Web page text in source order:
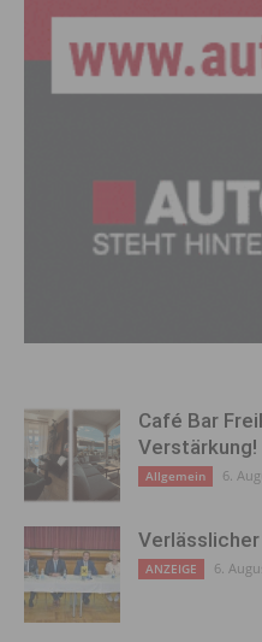
Café Bar
Verstärkung!
Allgemein 6.
ANZEIGE 6.